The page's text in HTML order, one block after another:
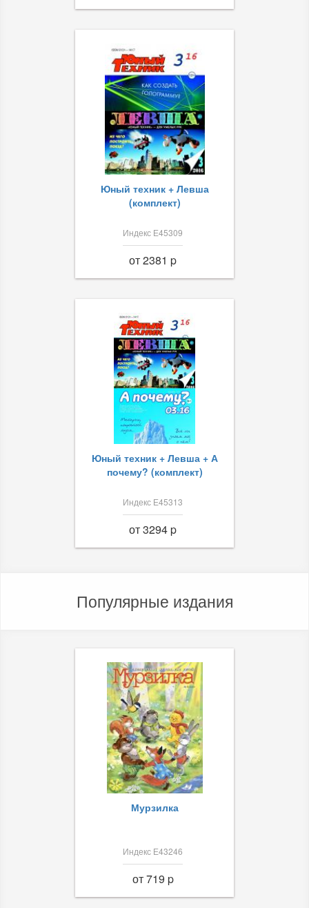
Юный техник + Левша
(комплект)
Индекс Е45309
от 2381 p
Юный техник + Левша + А
почему? (комплект)
Индекс Е45313
от 3294 p
Популярные издания
Мурзилка
Индекс Е43246
от 719 p